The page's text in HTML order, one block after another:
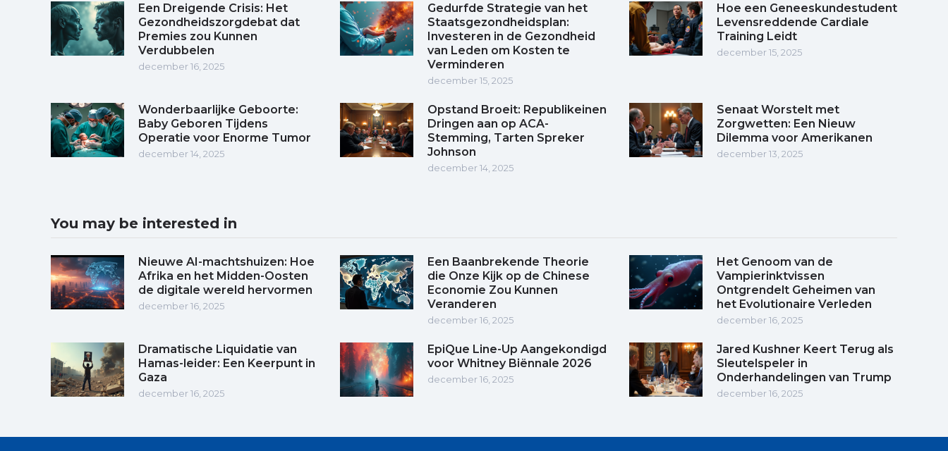
Een Dreigende Crisis: Het
Gezondheidszorgdebat dat
Premies zou Kunnen
Verdubbelen
december 16, 2025
Gedurfde Strategie van het
Staatsgezondheidsplan:
Investeren in de Gezondheid
van Leden om Kosten te
Verminderen
december 15, 2025
Hoe een Geneeskundestudent
Levensreddende Cardiale
Training Leidt
december 15, 2025
Wonderbaarlijke Geboorte:
Baby Geboren Tijdens
Operatie voor Enorme Tumor
december 14, 2025
Opstand Broeit: Republikeinen
Dringen aan op ACA-
Stemming, Tarten Spreker
Johnson
december 14, 2025
Senaat Worstelt met
Zorgwetten: Een Nieuw
Dilemma voor Amerikanen
december 13, 2025
You may be interested in
Nieuwe AI-machtshuizen: Hoe
Afrika en het Midden-Oosten
de digitale wereld hervormen
december 16, 2025
Een Baanbrekende Theorie
die Onze Kijk op de Chinese
Economie Zou Kunnen
Veranderen
december 16, 2025
Het Genoom van de
Vampierinktvissen
Ontgrendelt Geheimen van
het Evolutionaire Verleden
december 16, 2025
Dramatische Liquidatie van
Hamas-leider: Een Keerpunt in
Gaza
december 16, 2025
EpiQue Line-Up Aangekondigd
voor Whitney Biënnale 2026
december 16, 2025
Jared Kushner Keert Terug als
Sleutelspeler in
Onderhandelingen van Trump
december 16, 2025